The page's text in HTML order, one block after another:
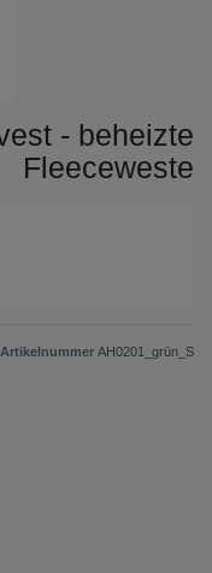
- beheizte
Fleeceweste
Artikelnummer AH0201_grün_S